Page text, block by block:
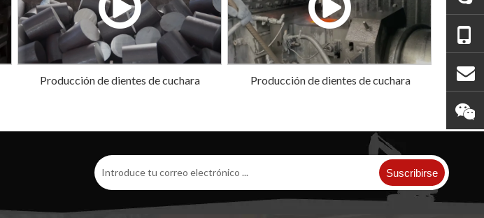
Producción de dientes de cuchara
Producción de dientes de cuchara
Suscribirse